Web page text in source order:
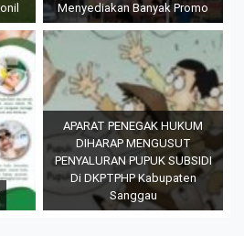
Menyediakan Banyak Promo
APARAT PENEGAK HUKUM
DIHARAP MENGUSUT
PENYALURAN PUPUK SUBSIDI
Di DKPTPHP Kabupaten
Sanggau